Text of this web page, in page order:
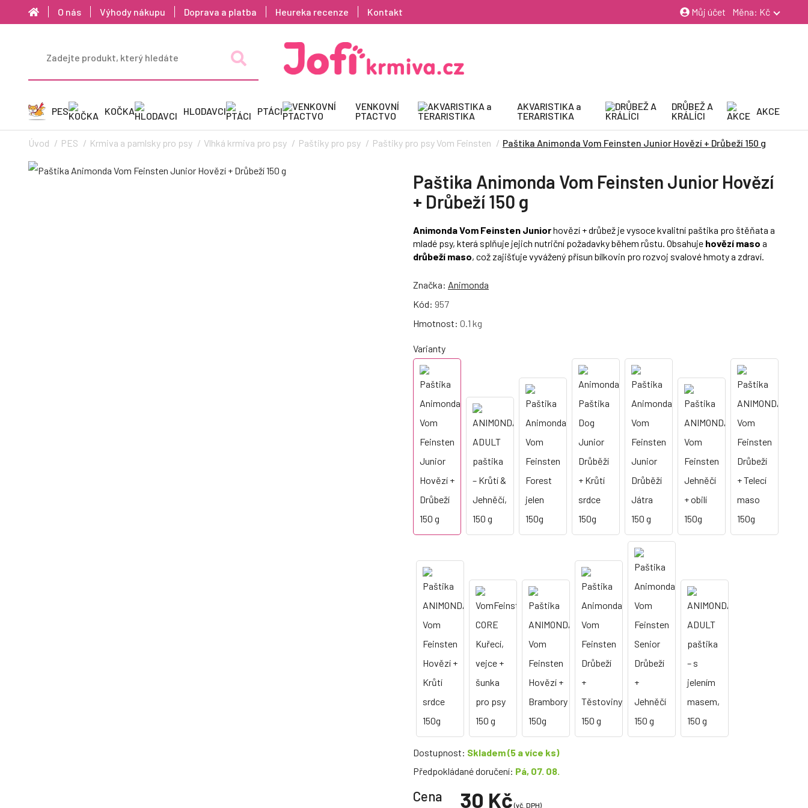
O nás Výhody nákupu Doprava a platba Heureka recenze Kontakt Můj účet Měna: Kč
PES KOČKA HLODAVCI PTÁCI
VENKOVNÍ
PTACTVO
AKVARISTIKA a
TERARISTIKA
DRŮBEŽ A
KRÁLÍCI
AKCE
Úvod PES Krmiva a pamlsky pro psy Vlhká krmiva pro psy Paštiky pro psy Paštiky pro psy Vom Feinsten Paštika Animonda Vom Feinsten Junior Hovězí + Drůbeží 150 g
Paštika Animonda Vom Feinsten Junior Hovězí
+ Drůbeží 150 g
Animonda Vom Feinsten Juniorhovězí + drůbež je vysoce kvalitní paštika pro štěňata a
mladé psy, která splňuje jejich nutriční požadavky během růstu. Obsahuje hovězí maso a
drůbeží maso, což zajišťuje vyvážený přísun bílkovin pro rozvoj svalové hmoty a zdraví.
Značka: Animonda
Kód: 957
Hmotnost: 0.1 kg
Varianty
Dostupnost: Skladem(5 a více ks)
Předpokládané doručení: Pá, 07. 08.
Cena 30 Kč(vč. DPH)